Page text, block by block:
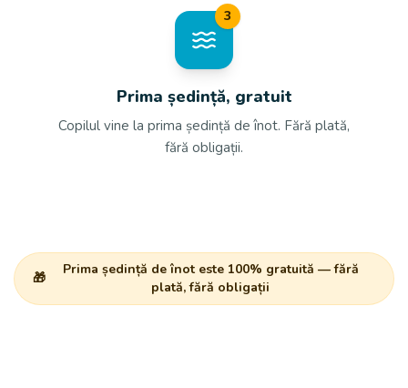
3
Prima ședință, gratuit
Copilul vine la prima ședință de înot. Fără plată,
fără obligații.
🎁
Prima ședință de înot este 100% gratuită — fără
plată, fără obligații